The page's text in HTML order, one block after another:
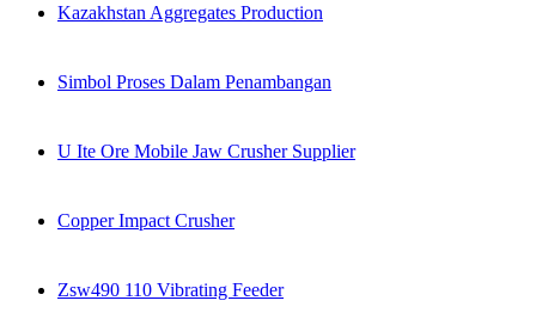
Kazakhstan Aggregates Production
Simbol Proses Dalam Penambangan
U Ite Ore Mobile Jaw Crusher Supplier
Copper Impact Crusher
Zsw490 110 Vibrating Feeder